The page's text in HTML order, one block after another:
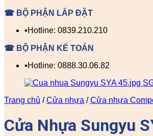
☎ BỘ PHẬN LẮP ĐẶT
▪️Hotline: 0839.210.210
☎ BỘ PHẬN KẾ TOÁN
▪️Hotline: 0888.30.06.82
Trang chủ / Cửa nhựa / Cửa nhựa
Cửa Nhựa Sungyu